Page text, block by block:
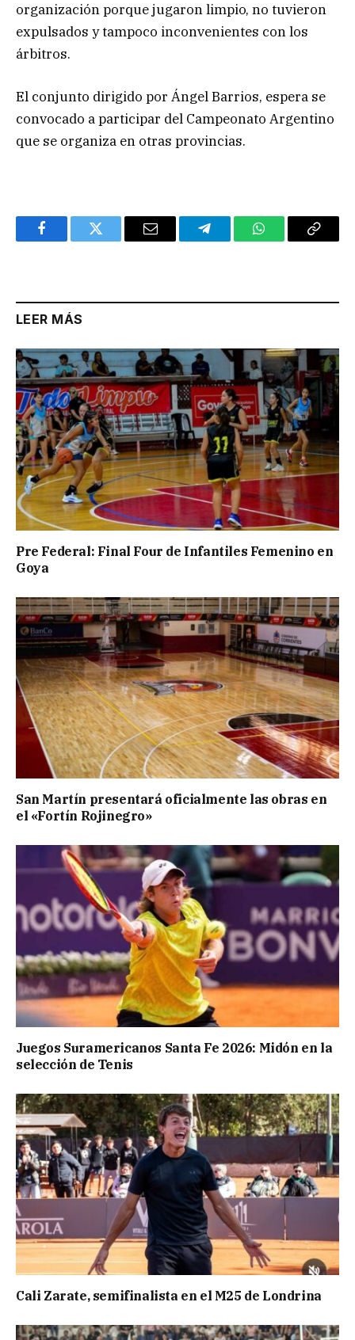
organización porque jugaron limpio, no tuvieron
expulsados y tampoco inconvenientes con los
árbitros.
El conjunto dirigido por Ángel Barrios, espera se
convocado a participar del Campeonato Argentino
que se organiza en otras provincias.
FacebookTwitter Email TelegramWhatsAppCopy
LEER MÁS
Pre Federal: Final Four de Infantiles Femenino en
Goya
San Martín presentará oficialmente las obras en
el «Fortín Rojinegro»
Juegos Suramericanos Santa Fe 2026: Midón en la
selección de Tenis
Cali Zarate, semifinalista en el M25 de Londrina